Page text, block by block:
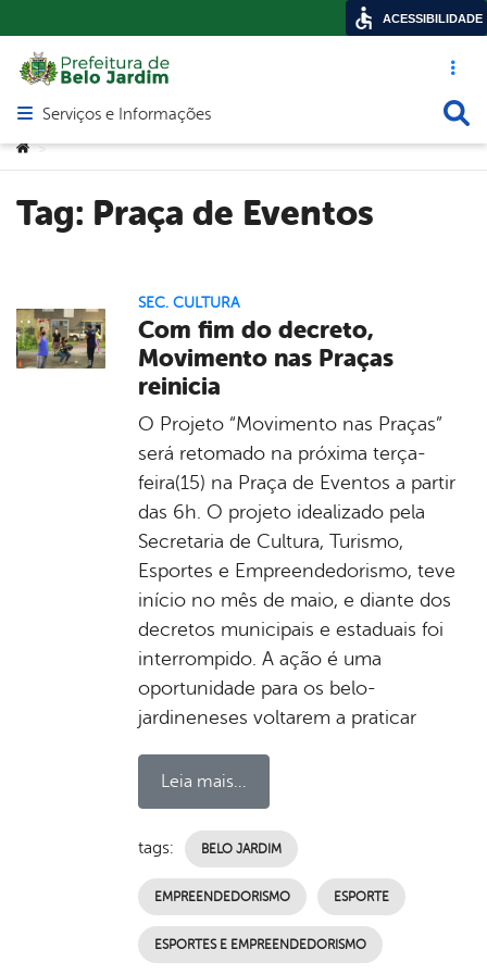
Acesso
Abrir menu principal de navegação
Serviços e Informações
Você está aqui:
>
Tag: Praça de Eventos
SEC. CULTURA
Com fim do decreto,
Movimento nas Praças
reinicia
O Projeto “Movimento nas Praças”
será retomado na próxima terça-
feira(15) na Praça de Eventos a partir
das 6h. O projeto idealizado pela
Secretaria de Cultura, Turismo,
Esportes e Empreendedorismo, teve
início no mês de maio, e diante dos
decretos municipais e estaduais foi
interrompido. A ação é uma
oportunidade para os belo-
jardineneses voltarem a praticar
Leia mais...
tags: BELO JARDIM
EMPREENDEDORISMO ESPORTE
ESPORTES E EMPREENDEDORISMO
ACESSIBILIDADE